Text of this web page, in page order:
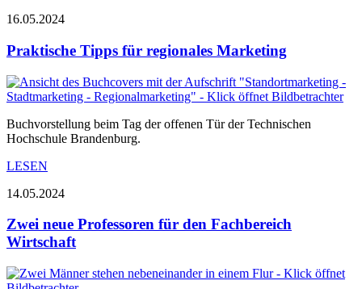
16.05.2024
Praktische Tipps für regionales Marketing
Buchvorstellung beim Tag der offenen Tür der Technischen
Hochschule Brandenburg.
LESEN
14.05.2024
Zwei neue Professoren für den Fachbereich
Wirtschaft